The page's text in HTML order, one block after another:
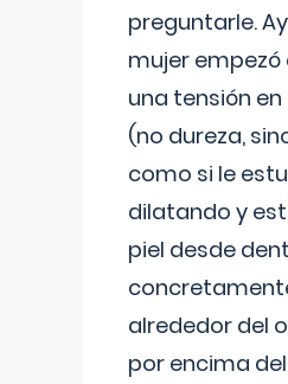
preguntarle.
mujer
una tensión
(no dureza,
como si le
dilatando y
piel desde
alrededor del
por encima